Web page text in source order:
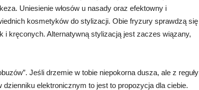
Uniesienie włosów u nasady oraz efektowny i
kosmetyków do stylizacji. Obie fryzury sprawdzą się
i kręconych. Alternatywną stylizacją jest zaczes wiązany,
Jeśli drzemie w tobie niepokorna dusza, ale z reguły
elektronicznym to jest to propozycja dla ciebie.